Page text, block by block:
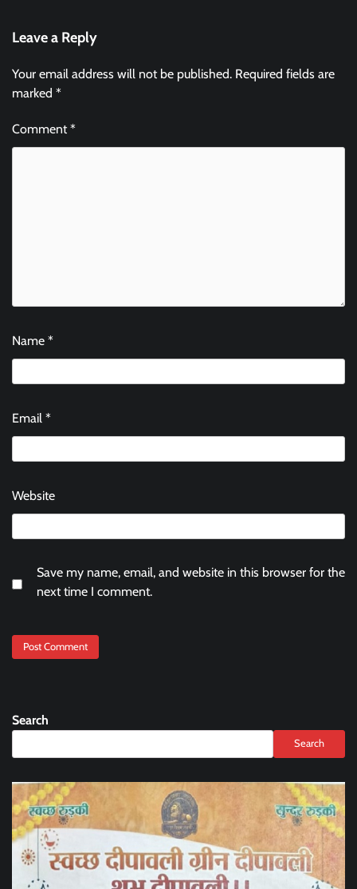
Leave a Reply
Your email address will not be published. Required fields are
marked *
Comment*
Name *
Email *
Website
Save my name, email, and website in this browser for the
next time I comment.
Search
Search